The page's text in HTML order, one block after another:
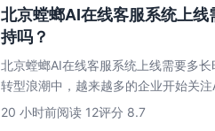
北京螳螂AI在线客服系统上
持吗？
北京螳螂AI在线客服系统上线需要多
转型浪潮中，越来越多的企业开始关
言，最担心的莫过...
20 小时前阅读 12评分 8.7